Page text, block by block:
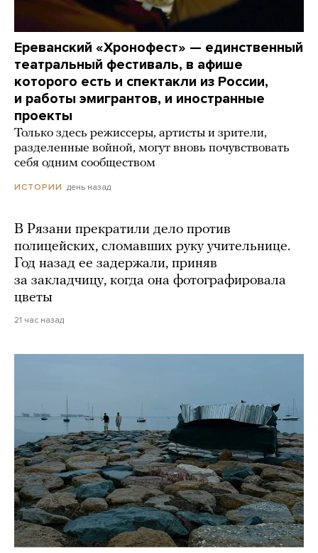
Ереванский «Хронофест» — единственный
театральный фестиваль, в афише
которого есть и спектакли из России,
и работы эмигрантов, и иностранные
проекты
Только здесь режиссеры, артисты и зрители,
разделенные войной, могут вновь почувствовать
себя одним сообществом
ИСТОРИИ день назад
В Рязани прекратили дело против
полицейских, сломавших руку учительнице.
Год назад ее задержали, приняв
за закладчицу, когда она фотографировала
цветы
21 час назад